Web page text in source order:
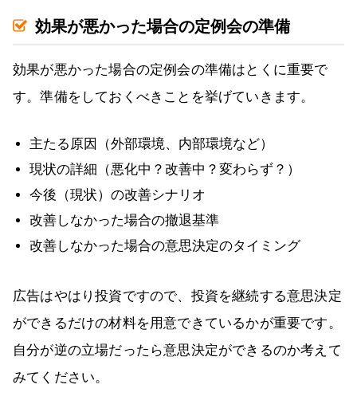
効果が悪かった場合の定例会の準備
効果が悪かった場合の定例会の準備はとくに重要で
す。準備をしておくべきことを挙げていきます。
主たる原因（外部環境、内部環境など）
現状の詳細（悪化中？改善中？変わらず？）
今後（現状）の改善シナリオ
改善しなかった場合の撤退基準
改善しなかった場合の意思決定のタイミング
広告はやはり投資ですので、投資を継続する意思決定
ができるだけの材料を用意できているかが重要です。
自分が逆の立場だったら意思決定ができるのか考えて
みてください。